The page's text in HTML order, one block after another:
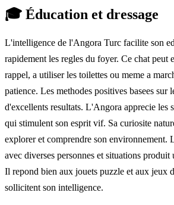
🎓 Éducation et dressage
L'intelligence de l'Angora Turc facilite son
rapidement les regles du foyer. Ce chat peut
rappel, a utiliser les toilettes ou meme a
patience. Les methodes positives basees sur
d'excellents resultats. L'Angora apprecie les
qui stimulent son esprit vif. Sa curiosite
explorer et comprendre son environnement.
avec diverses personnes et situations
Il repond bien aux jouets puzzle et aux jeux
sollicitent son intelligence.